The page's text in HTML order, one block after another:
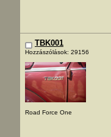
TBK001
Hozzászólások: 29156
Road Force One